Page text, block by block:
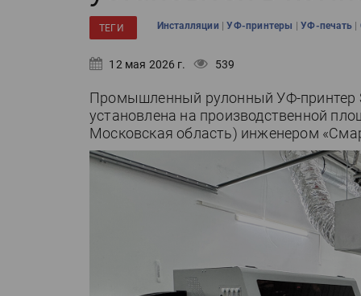
ТЕГИ Инсталляции |УФ-принтеры |УФ-печать |
12 мая 2026 г. 539
Промышленный рулонный УФ-принтер
установлена на производственной
Московская область) инженером